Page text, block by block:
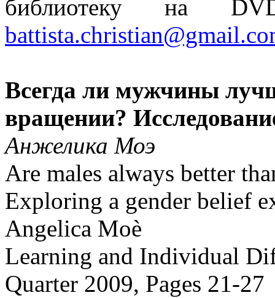
библиотеку на
Всегда ли мужчины
вращении?
Анжелика Моэ
Are males always better
Exploring a gender belief
Angelica Moè
Learning and Individual
Quarter 2009, Pages 21-27